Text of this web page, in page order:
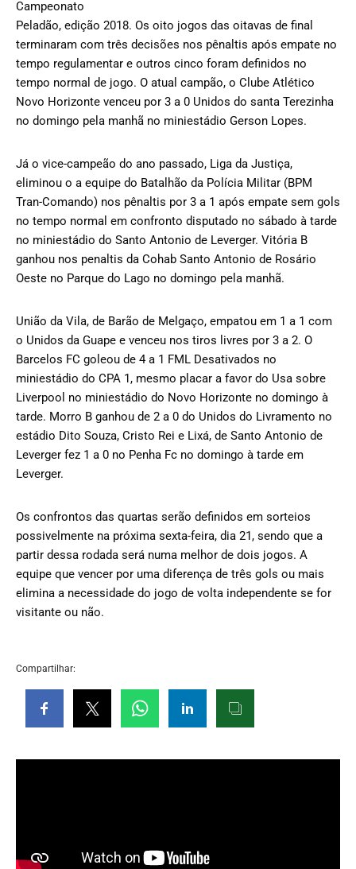
Campeonato
Peladão, edição 2018. Os oito jogos das oitavas de final
terminaram com três decisões nos pênaltis após empate no
tempo regulamentar e outros cinco foram definidos no
tempo normal de jogo. O atual campão, o Clube Atlético
Novo Horizonte venceu por 3 a 0 Unidos do santa Terezinha
no domingo pela manhã no miniestádio Gerson Lopes.
Já o vice-campeão do ano passado, Liga da Justiça,
eliminou o a equipe do Batalhão da Polícia Militar (BPM
Tran-Comando) nos pênaltis por 3 a 1 após empate sem gols
no tempo normal em confronto disputado no sábado à tarde
no miniestádio do Santo Antonio de Leverger. Vitória B
ganhou nos penaltis da Cohab Santo Antonio de Rosário
Oeste no Parque do Lago no domingo pela manhã.
União da Vila, de Barão de Melgaço, empatou em 1 a 1 com
o Unidos da Guape e venceu nos tiros livres por 3 a 2. O
Barcelos FC goleou de 4 a 1 FML Desativados no
miniestádio do CPA 1, mesmo placar a favor do Usa sobre
Liverpool no miniestádio do Novo Horizonte no domingo à
tarde. Morro B ganhou de 2 a 0 do Unidos do Livramento no
estádio Dito Souza, Cristo Rei e Lixá, de Santo Antonio de
Leverger fez 1 a 0 no Penha Fc no domingo à tarde em
Leverger.
Os confrontos das quartas serão definidos em sorteios
possivelmente na próxima sexta-feira, dia 21, sendo que a
partir dessa rodada será numa melhor de dois jogos. A
equipe que vencer por uma diferença de três gols ou mais
elimina a necessidade do jogo de volta independente se for
visitante ou não.
Compartilhar: